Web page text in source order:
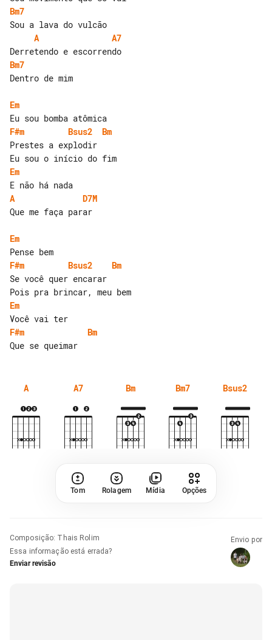
Bm7
A
A7
Bm7
Dentro de mim
Em
F#m
Bsus2
Bm
Prestes a explodir
Em
A
D7M
Que me faça parar
Em
F#m
Bsus2
Bm
Se você quer encarar
Em
F#m
Bm
A A7 Bm Bm7 Bsus2
Tom Rolagem Mídia Opções
Composição: Thais Rolim
Essa informação está errada?
Enviar revisão
Envio por